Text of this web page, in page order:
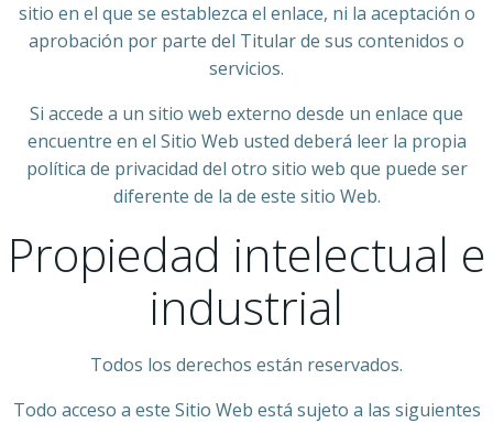
sitio en el que se establezca el enlace, ni la aceptación o
aprobación por parte del Titular de sus contenidos o
servicios.
Si accede a un sitio web externo desde un enlace que
encuentre en el Sitio Web usted deberá leer la propia
política de privacidad del otro sitio web que puede ser
diferente de la de este sitio Web.
Propiedad intelectual e
industrial
Todos los derechos están reservados.
Todo acceso a este Sitio Web está sujeto a las siguientes